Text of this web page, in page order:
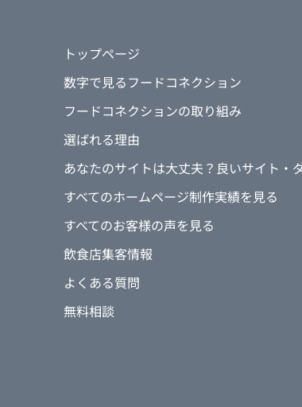
トップページ
数字で見るフードコネクション
フードコネクションの取り組み
選ばれる理由
あなたのサイトは大丈夫？良いサイト・
すべてのホームページ制作実績を見る
すべてのお客様の声を見る
飲食店集客情報
よくある質問
無料相談